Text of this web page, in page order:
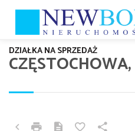
DZIAŁKA NA SPRZEDAŻ